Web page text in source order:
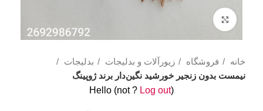
خانه فروشگاه زیورآلات و بدلیجات
بدلیجات
نیمست بدون زنجیر خورشید نگین‌دار برند ژوپینگ
Hello (not? Log out)